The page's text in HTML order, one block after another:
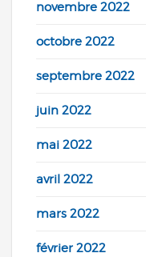
novembre 2022
octobre 2022
septembre 2022
juin 2022
mai 2022
avril 2022
mars 2022
février 2022